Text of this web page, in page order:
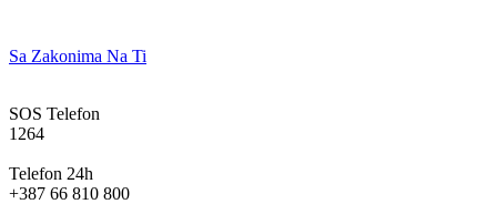
Sa Zakonima Na Ti
SOS Telefon
1264
Telefon 24h
+387 66 810 800